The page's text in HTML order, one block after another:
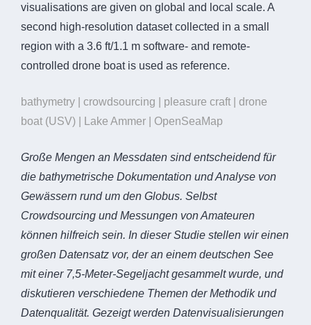
visualisations are given on global and local scale. A
second high-resolution dataset collected in a small
region with a 3.6 ft/1.1 m software- and remote-
controlled drone boat is used as reference.
bathymetry | crowdsourcing | pleasure craft | drone
boat (USV) | Lake Ammer | OpenSeaMap
Große Mengen an Messdaten sind entscheidend für
die bathymetrische Dokumentation und Analyse von
Gewässern rund um den Globus. Selbst
Crowdsourcing und Messungen von Amateuren
können hilfreich sein. In dieser Studie stellen wir einen
großen Datensatz vor, der an einem deutschen See
mit einer 7,5-Meter-Segeljacht gesammelt wurde, und
diskutieren verschiedene Themen der Methodik und
Datenqualität. Gezeigt werden Datenvisualisierungen